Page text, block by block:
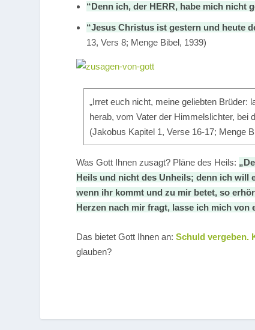
“Denn ich, der HERR, habe mich nicht
“Jesus Christus ist gestern und heute
13, Vers 8; Menge Bibel, 1939)
„Irret euch nicht, meine geliebten
herab, vom Vater der Himmelslichter, bei
(Jakobus Kapitel 1, Verse 16-17; Menge
Was Gott Ihnen zusagt? Pläne des Heils:
Heils und nicht des Unheils; denn ich will
wenn ihr kommt und zu mir betet, so
Herzen nach mir fragt, lasse ich mich von
Das bietet Gott Ihnen an:Schuld vergeben.
glauben?